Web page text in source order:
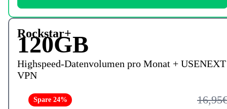
Rockstar+
120GB
Highspeed-Datenvolumen pro Monat + USENEXT
VPN
Spare 24%